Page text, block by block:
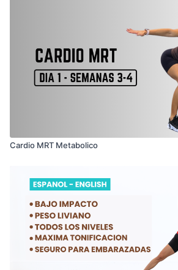
Cardio MRT Metabolico